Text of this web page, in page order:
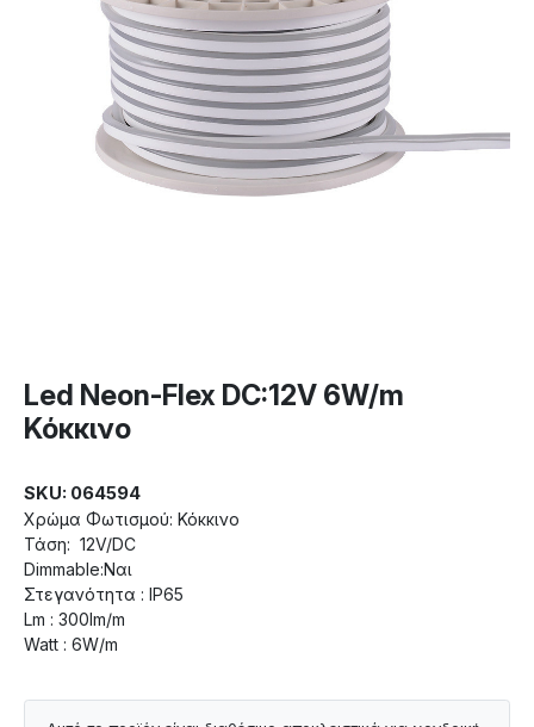
Led Neon-Flex DC:12V 6W/m
Κόκκινο
SKU: 064594
Χρώμα Φωτισμού: Κόκκινο
Τάση: 12V/DC
Dimmable:Ναι
Στεγανότητα : IP65
Lm : 300lm/m
Watt : 6W/m